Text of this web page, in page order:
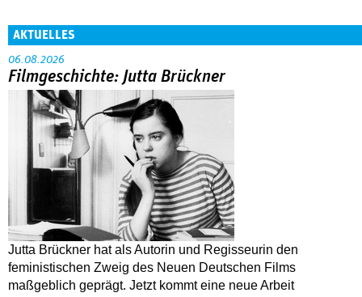
AKTUELLES
06.08.2026
Filmgeschichte: Jutta Brückner
Jutta Brückner hat als Autorin und Regisseurin den
feministischen Zweig des Neuen Deutschen Films
maßgeblich geprägt. Jetzt kommt eine neue Arbeit